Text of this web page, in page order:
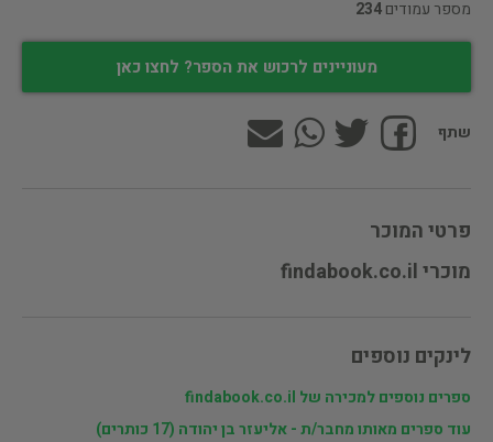
מספר עמודים234
מעוניינים לרכוש את הספר? לחצו כאן
שתף
פרטי המוכר
מוכרי findabook.co.il
לינקים נוספים
ספרים נוספים למכירה של findabook.co.il
עוד ספרים מאותו מחבר/ת - אליעזר בן יהודה (17 כותרים)